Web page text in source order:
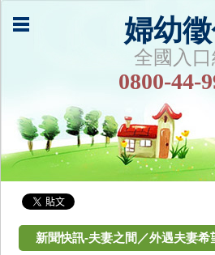
婦幼
全國入口
0800-44-
新聞快訊-夫妻之間／外遇夫妻希